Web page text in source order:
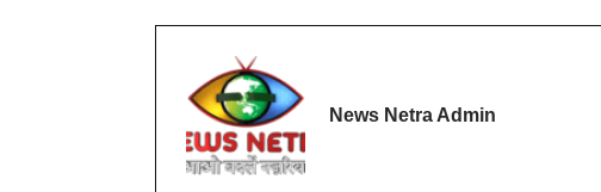
News Netra Admin